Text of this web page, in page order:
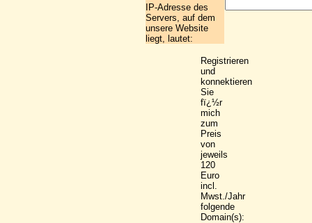
IP-Adresse des
Servers, auf dem
unsere Website
liegt, lautet:
Registrieren
und
konnektieren
Sie
fï¿½r
mich
zum
Preis
von
jeweils
120
Euro
incl.
Mwst./Jahr
folgende
Domain(s):